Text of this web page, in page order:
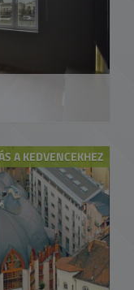
A KEDVENCEKHEZ